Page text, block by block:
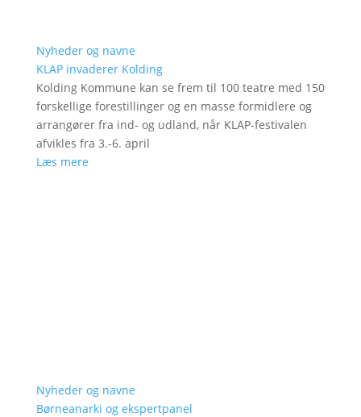
Nyheder og navne
KLAP invaderer Kolding
Kolding Kommune kan se frem til 100 teatre med 150
forskellige forestillinger og en masse formidlere og
arrangører fra ind- og udland, når KLAP-festivalen
afvikles fra 3.-6. april
Læs mere
Nyheder og navne
Børneanarki og ekspertpanel